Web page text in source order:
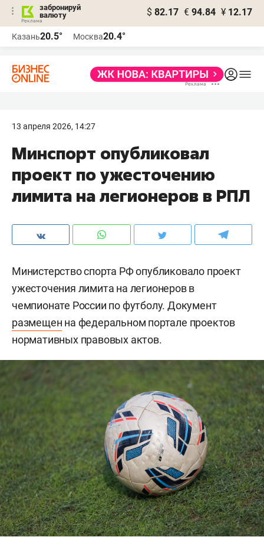
забронируй
валюту
$ 82.17 € 94.84 ¥ 12.17
Казань20.5° Москва20.4°
13 апреля 2026, 14:27
Минспорт опубликовал
проект по ужесточению
лимита на легионеров в РПЛ
Министерство спорта РФ опубликовало проект
ужесточения лимита на легионеров в
чемпионате России по футболу. Документ
размещен на федеральном портале проектов
нормативных правовых актов.